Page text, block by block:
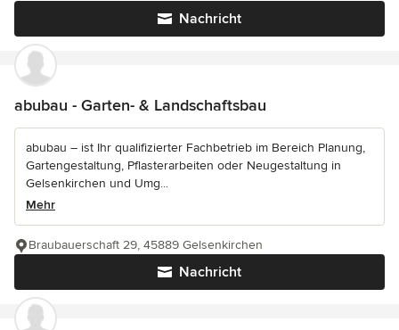
Nachricht
abubau - Garten- & Landschaftsbau
abubau – ist Ihr qualifizierter Fachbetrieb im Bereich Planung,
Gartengestaltung, Pflasterarbeiten oder Neugestaltung in
Gelsenkirchen und Umg...
Mehr
Nachricht
Braubauerschaft 29, 45889 Gelsenkirchen